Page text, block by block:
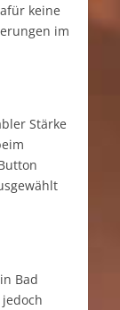
keine
im
Stärke
Bad